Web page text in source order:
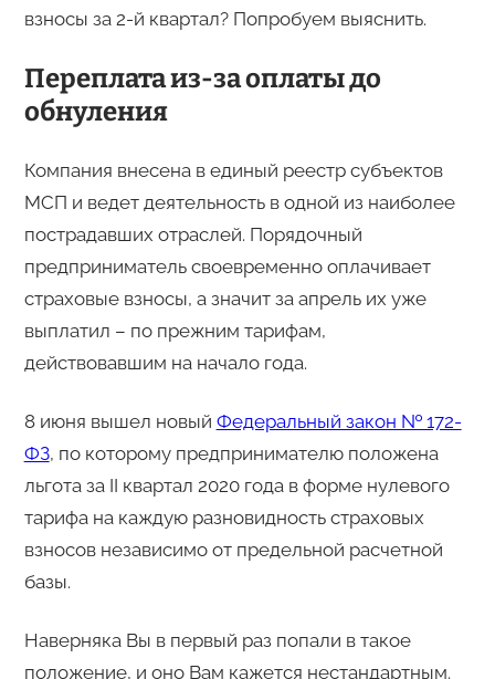
взносы за 2-й квартал? Попробуем выяснить.
Переплата из-за оплаты до
обнуления
Компания внесена в единый реестр субъектов
МСП и ведет деятельность в одной из наиболее
пострадавших отраслей. Порядочный
предприниматель своевременно оплачивает
страховые взносы, а значит за апрель их уже
выплатил – по прежним тарифам,
действовавшим на начало года.
8 июня вышел новый Федеральный закон № 172-
ФЗ, по которому предпринимателю положена
льгота за II квартал 2020 года в форме нулевого
тарифа на каждую разновидность страховых
взносов независимо от предельной расчетной
базы.
Наверняка Вы в первый раз попали в такое
положение, и оно Вам кажется нестандартным.